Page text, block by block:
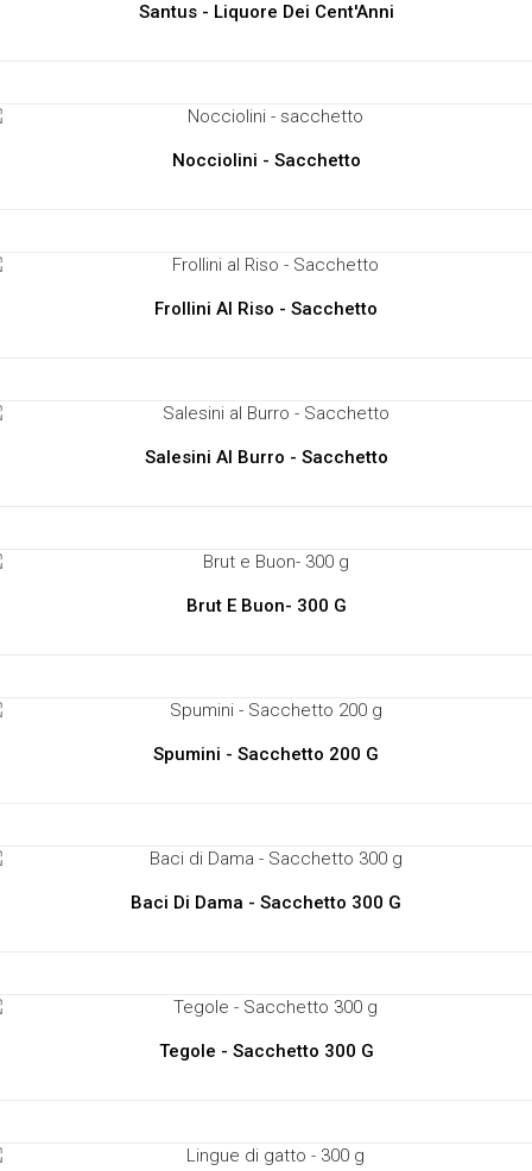
Santus - Liquore Dei Cent'Anni
Nocciolini - Sacchetto
Frollini Al Riso - Sacchetto
Salesini Al Burro - Sacchetto
Brut E Buon- 300 G
Spumini - Sacchetto 200 G
Baci Di Dama - Sacchetto 300 G
Tegole - Sacchetto 300 G